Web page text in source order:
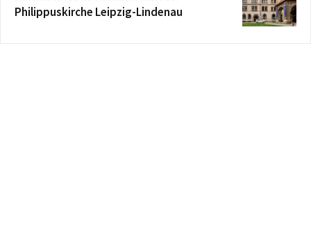
Philippuskirche Leipzig-Lindenau